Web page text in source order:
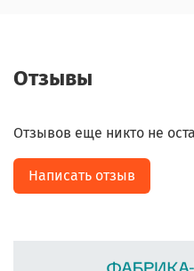
Отзывы
Отзывов еще никто не
Написать отзыв